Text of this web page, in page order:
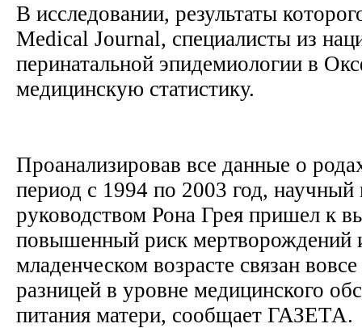
В исследовании, результаты
Medical Journal, специалисты из
перинатальной эпидемиологии в
медицинскую статистику.
Проанализировав все данные о
период с 1994 по 2003 год, научный
руководством Рона Грея пришел к
повышенный риск мертворождений
младенческом возрасте связан
разницей в уровне медицинского
питания матери, сообщает ГАЗЕТА.